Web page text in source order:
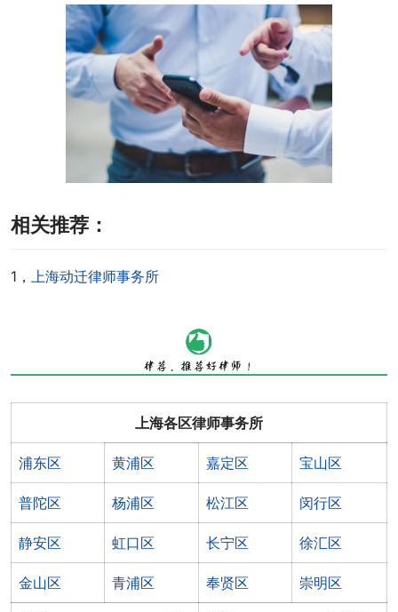
相关推荐：
1， 上海动迁律师事务所
上海各区律师事务所
浦东区 黄浦区 嘉定区 宝山区
普陀区 杨浦区 松江区 闵行区
静安区 虹口区 长宁区 徐汇区
金山区 青浦区 奉贤区 崇明区